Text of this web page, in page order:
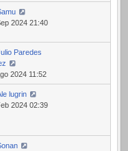
2024 21:40
Paredes
2024 11:52
lugrin
2024 02:39